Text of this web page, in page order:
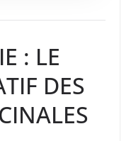
: LE
DES